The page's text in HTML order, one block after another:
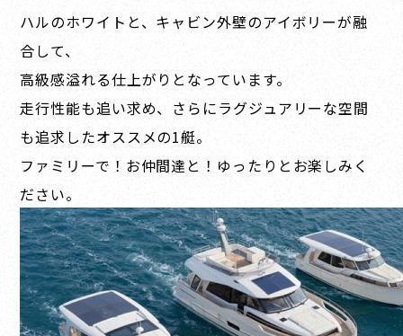
ハルのホワイトと、キャビン外壁のアイボリーが融
合して、
高級感溢れる仕上がりとなっています。
走行性能も追い求め、さらにラグジュアリーな空間
も追求したオススメの1艇。
ファミリーで！お仲間達と！ゆったりとお楽しみく
ださい。